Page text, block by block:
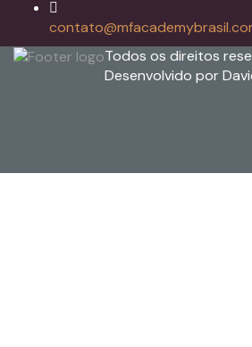
Todos os direitos
Desenvolvido por